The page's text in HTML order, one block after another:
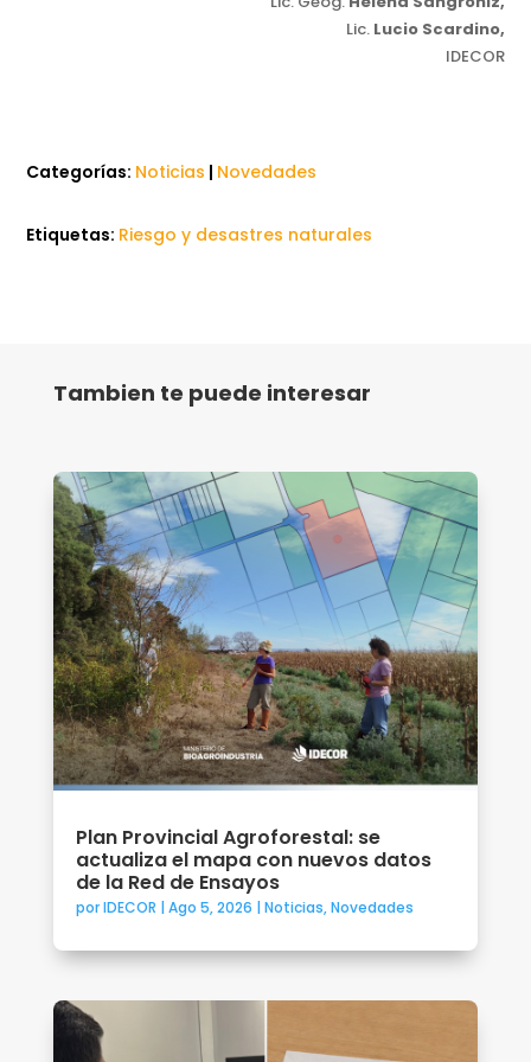
Lic. Lucio Scardino,
IDECOR
Categorías: Noticias | Novedades
Etiquetas: Riesgo y desastres naturales
Tambien te puede interesar
Plan Provincial Agroforestal: se
actualiza el mapa con nuevos datos
de la Red de Ensayos
porIDECOR | Ago 5, 2026 | Noticias,Novedades